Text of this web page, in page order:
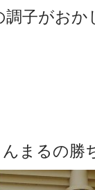
調子がおか
まるの勝